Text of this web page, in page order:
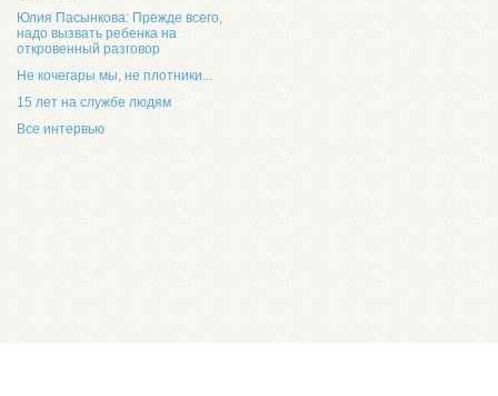
Юлия Пасынкова: Прежде всего,
надо вызвать ребенка на
откровенный разговор
Не кочегары мы, не плотники...
15 лет на службе людям
Все интервью